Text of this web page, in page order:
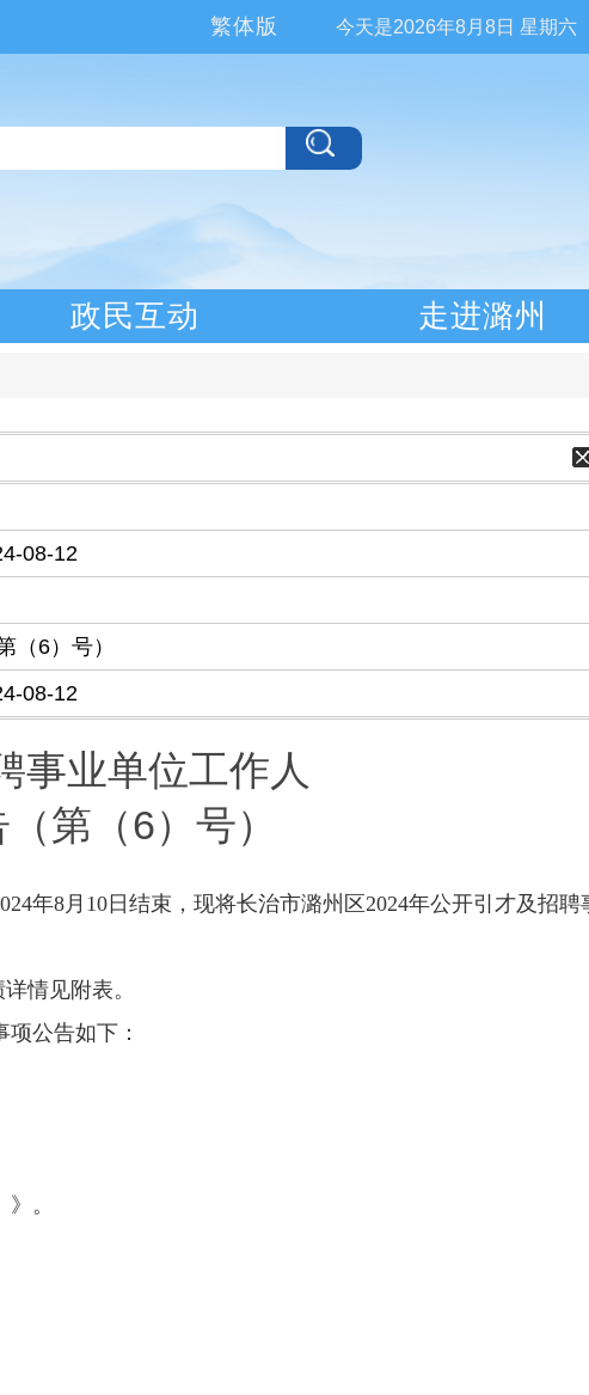
今天是2026年8月8日 星期六
繁体版
政民互动 走进潞州
08-12
6）号）
08-12
事业单位工作人
第（6）号）
年8月10日结束，现将长治市潞州区2024年公开引才及招聘
情见附表。
公告如下：
。